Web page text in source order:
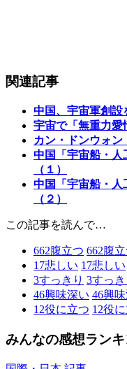
関連記事
中国、宇宙軍創
宇宙で「無重力愛
カン・ドンウォン
中国「宇宙船・人
（１）
中国「宇宙船・人
（２）
この記事を読んで…
662腹立つ 662腹
17悲しい 17悲しい
3すっきり 3すっき
46興味深い 46興
12役に立つ 12役
みんなの感想ラン